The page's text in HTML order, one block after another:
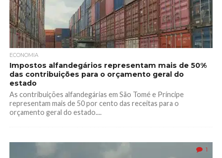
ECONOMIA
Impostos alfandegários representam mais de 50%
das contribuições para o orçamento geral do
estado
As contribuições alfandegárias em São Tomé e Príncipe
representam mais de 50 por cento das receitas para o
orçamento geral do estado....
1